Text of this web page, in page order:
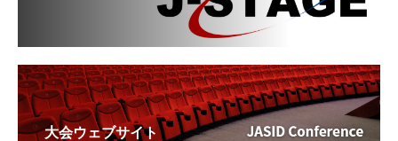
大会ウェブサイト